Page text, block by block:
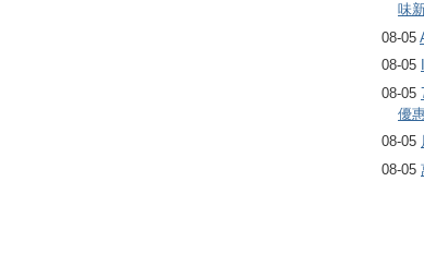
味
08-05
08-05
08-05
優
08-05
08-05